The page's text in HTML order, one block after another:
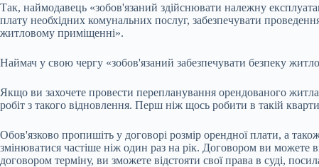
Так, наймодавець «зобов'язаний здійснювати належну
плату необхідних комунальних послуг, забезпечувати
житловому приміщенні».
Наймач у свою чергу «зобов'язаний забезпечувати безпеку
Якщо ви захочете провести перепланування орендованого
робіт з такого відновлення. Перш ніж щось робити в такій
Обов'язково пропишіть у договорі розмір орендної плати, а
змінюватися частіше ніж один раз на рік. Договором ви
договором терміну, ви зможете відстояти свої права в суді,